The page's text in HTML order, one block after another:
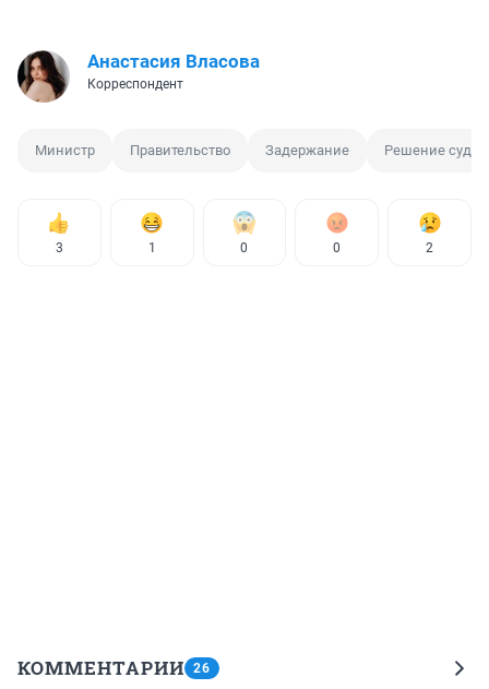
Анастасия Власова
Корреспондент
Министр Правительство Задержание Решение суда
3 1 0 0 2
КОММЕНТАРИИ 26